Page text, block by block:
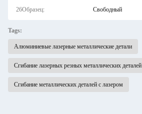
26Образец: Свободный
Tags:
Алюминиевые лазерные металлические детали
Сгибание лазерных резных металлических деталей
Сгибание металлических деталей с лазером